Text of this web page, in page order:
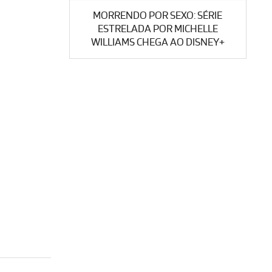
MORRENDO POR SEXO: SÉRIE
ESTRELADA POR MICHELLE
WILLIAMS CHEGA AO DISNEY+